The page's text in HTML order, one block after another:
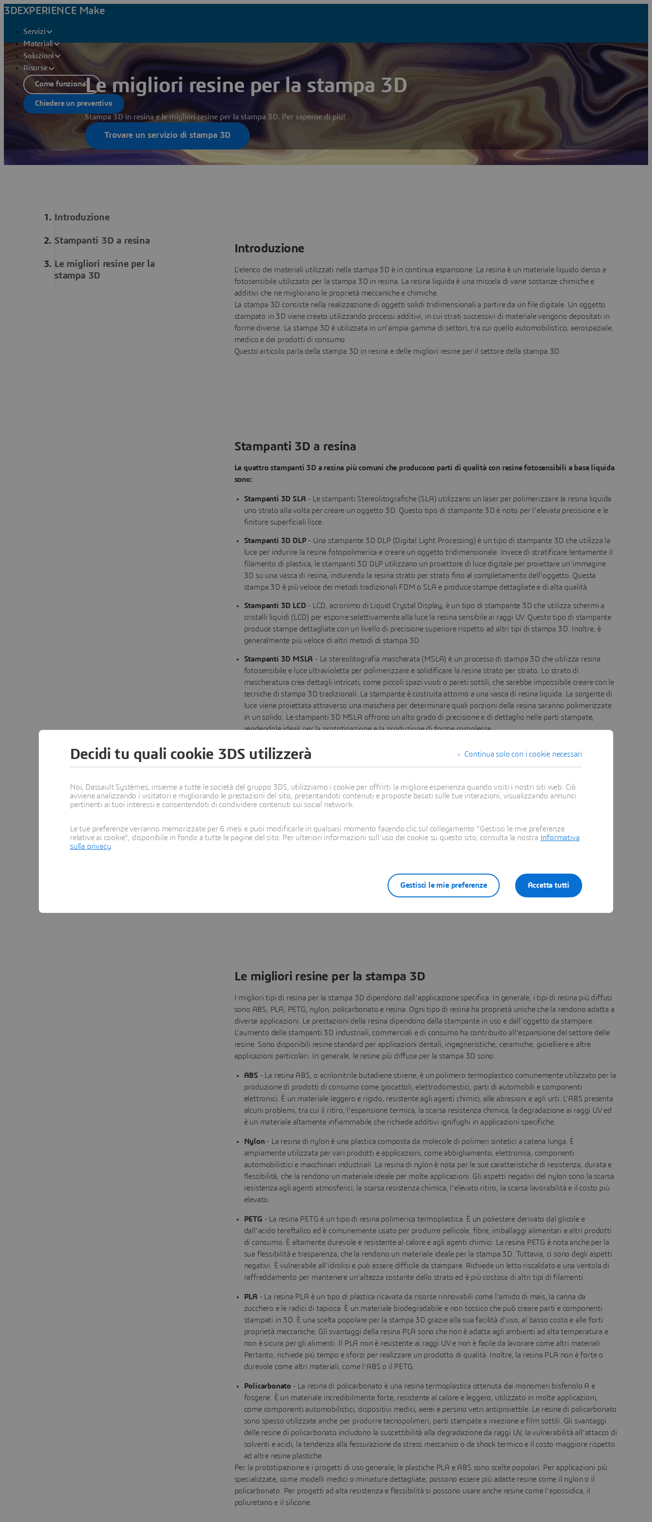
3DEXPERIENCE Make
Servizi
Materiali
Soluzioni
Risorse
Come funziona?
Chiedere un preventivo
Le migliori resine per la stampa 3D
Stampa 3D in resina e le migliori resine per la stampa 3D. Per saperne di più!
Trovare un servizio di stampa 3D
Introduzione
Stampanti 3D a resina
Le migliori resine per la
stampa 3D
Introduzione
L'elenco dei materiali utilizzati nella stampa 3D è in continua espansione. La resina è un materiale liquido denso e
fotosensibile utilizzato per la stampa 3D in resina. La resina liquida è una miscela di varie sostanze chimiche e
additivi che ne migliorano le proprietà meccaniche e chimiche.
La stampa 3D consiste nella realizzazione di oggetti solidi tridimensionali a partire da un file digitale. Un oggetto
stampato in 3D viene creato utilizzando processi additivi, in cui strati successivi di materiale vengono depositati in
forme diverse. La stampa 3D è utilizzata in un'ampia gamma di settori, tra cui quello automobilistico, aerospaziale,
medico e dei prodotti di consumo.
Questo articolo parla della stampa 3D in resina e delle migliori resine per il settore della stampa 3D.
Stampanti 3D a resina
Le quattro stampanti 3D a resina più comuni che producono parti di qualità con resine fotosensibili a base liquida
sono:
Stampanti 3D SLA - Le stampanti Stereolitografiche (SLA) utilizzano un laser per polimerizzare la resina liquida
uno strato alla volta per creare un oggetto 3D. Questo tipo di stampante 3D è noto per l'elevata precisione e le
finiture superficiali lisce.
Stampanti 3D DLP - Una stampante 3D DLP (Digital Light Processing) è un tipo di stampante 3D che utilizza la
luce per indurire la resina fotopolimerica e creare un oggetto tridimensionale. Invece di stratificare lentamente il
filamento di plastica, le stampanti 3D DLP utilizzano un proiettore di luce digitale per proiettare un'immagine
3D su una vasca di resina, indurendo la resina strato per strato fino al completamento dell'oggetto. Questa
stampa 3D è più veloce dei metodi tradizionali FDM o SLA e produce stampe dettagliate e di alta qualità.
Stampanti 3D LCD - LCD, acronimo di Liquid Crystal Display, è un tipo di stampante 3D che utilizza schermi a
cristalli liquidi (LCD) per esporre selettivamente alla luce la resina sensibile ai raggi UV. Questo tipo di stampante
produce stampe dettagliate con un livello di precisione superiore rispetto ad altri tipi di stampa 3D. Inoltre, è
generalmente più veloce di altri metodi di stampa 3D.
Stampanti 3D MSLA - La stereolitografia mascherata (MSLA) è un processo di stampa 3D che utilizza resina
fotosensibile e luce ultravioletta per polimerizzare e solidificare la resina strato per strato. Lo strato di
mascheratura crea dettagli intricati, come piccoli spazi vuoti o pareti sottili, che sarebbe impossibile creare con le
tecniche di stampa 3D tradizionali. La stampante è costruita attorno a una vasca di resina liquida. La sorgente di
luce viene proiettata attraverso una maschera per determinare quali porzioni della resina saranno polimerizzate
in un solido. Le stampanti 3D MSLA offrono un alto grado di precisione e di dettaglio nelle parti stampate,
rendendole ideali per la prototipazione e la produzione di forme complesse.
Le migliori resine per la stampa 3D
I migliori tipi di resina per la stampa 3D dipendono dall'applicazione specifica. In generale, i tipi di resina più diffusi
sono ABS, PLA, PETG, nylon, policarbonato e resina. Ogni tipo di resina ha proprietà uniche che la rendono adatta a
diverse applicazioni. Le prestazioni della resina dipendono dalla stampante in uso e dall'oggetto da stampare.
L'aumento delle stampanti 3D industriali, commerciali e di consumo ha contribuito all'espansione del settore delle
resine. Sono disponibili resine standard per applicazioni dentali, ingegneristiche, ceramiche, gioielliere e altre
applicazioni particolari. In generale, le resine più diffuse per la stampa 3D sono:
ABS - La resina ABS, o acrilonitrile butadiene stirene, è un polimero termoplastico comunemente utilizzato per la
produzione di prodotti di consumo come giocattoli, elettrodomestici, parti di automobili e componenti
elettronici. È un materiale leggero e rigido, resistente agli agenti chimici, alle abrasioni e agli urti. L'ABS presenta
alcuni problemi, tra cui il ritiro, l'espansione termica, la scarsa resistenza chimica, la degradazione ai raggi UV ed
è un materiale altamente infiammabile che richiede additivi ignifughi in applicazioni specifiche.
Nylon- La resina di nylon è una plastica composta da molecole di polimeri sintetici a catena lunga. È
ampiamente utilizzata per vari prodotti e applicazioni, come abbigliamento, elettronica, componenti
automobilistici e macchinari industriali. La resina di nylon è nota per le sue caratteristiche di resistenza, durata e
flessibilità, che la rendono un materiale ideale per molte applicazioni. Gli aspetti negativi del nylon sono la scarsa
resistenza agli agenti atmosferici, la scarsa resistenza chimica, l'elevato ritiro, la scarsa lavorabilità e il costo più
elevato.
PETG - La resina PETG è un tipo di resina polimerica termoplastica. È un poliestere derivato dal glicole e
dall'acido tereftalico ed è comunemente usato per produrre pellicole, fibre, imballaggi alimentari e altri prodotti
di consumo. È altamente durevole e resistente al calore e agli agenti chimici. La resina PETG è nota anche per la
sua flessibilità e trasparenza, che la rendono un materiale ideale per la stampa 3D. Tuttavia, ci sono degli aspetti
negativi. È vulnerabile all'idrolisi e può essere difficile da stampare. Richiede un letto riscaldato e una ventola di
raffreddamento per mantenere un'altezza costante dello strato ed è più costosa di altri tipi di filamenti.
PLA - La resina PLA è un tipo di plastica ricavata da risorse rinnovabili come l'amido di mais, la canna da
zucchero e le radici di tapioca. È un materiale biodegradabile e non tossico che può creare parti e componenti
stampati in 3D. È una scelta popolare per la stampa 3D grazie alla sua facilità d'uso, al basso costo e alle forti
proprietà meccaniche. Gli svantaggi della resina PLA sono che non è adatta agli ambienti ad alta temperatura e
non è sicura per gli alimenti. Il PLA non è resistente ai raggi UV e non è facile da lavorare come altri materiali.
Pertanto, richiede più tempo e sforzi per realizzare un prodotto di qualità. Inoltre, la resina PLA non è forte o
durevole come altri materiali, come l'ABS o il PETG.
Policarbonato - La resina di policarbonato è una resina termoplastica ottenuta dai monomeri bisfenolo A e
fosgene. È un materiale incredibilmente forte, resistente al calore e leggero, utilizzato in molte applicazioni,
come componenti automobilistici, dispositivi medici, aerei e persino vetri antiproiettile. Le resine di policarbonato
sono spesso utilizzate anche per produrre tecnopolimeri, parti stampate a iniezione e film sottili. Gli svantaggi
delle resine di policarbonato includono la suscettibilità alla degradazione da raggi UV, la vulnerabilità all'attacco di
solventi e acidi, la tendenza alla fessurazione da stress meccanico o da shock termico e il costo maggiore rispetto
ad altre resine plastiche.
Per la prototipazione e i progetti di uso generale, le plastiche PLA e ABS sono scelte popolari. Per applicazioni più
specializzate, come modelli medici o miniature dettagliate, possono essere più adatte resine come il nylon o il
policarbonato. Per progetti ad alta resistenza e flessibilità si possono usare anche resine come l'epossidica, il
poliuretano e il silicone.
Continua solo con i cookie necessari
Decidi tu quali cookie 3DS utilizzerà
Noi, Dassault Systèmes, insieme a tutte le società del gruppo 3DS, utilizziamo i cookie per offrirti la migliore esperienza quando visiti i nostri siti web. Ciò
avviene analizzando i visitatori e migliorando le prestazioni del sito, presentandoti contenuti e proposte basati sulle tue interazioni, visualizzando annunci
pertinenti ai tuoi interessi e consentendoti di condividere contenuti sui social network.
Le tue preferenze verranno memorizzate per 6 mesi e puoi modificarle in qualsiasi momento facendo clic sul collegamento "Gestisci le mie preferenze
relative ai cookie", disponibile in fondo a tutte le pagine del sito. Per ulteriori informazioni sull'uso dei cookie su questo sito, consulta la nostra Informativa
sulla privacy
Accetta tutti
Gestisci le mie preferenze